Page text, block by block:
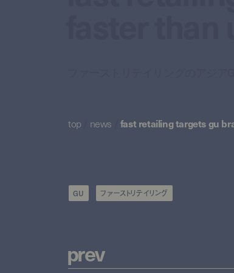
top news fast retailing targets gu
GU ファーストリテイリング
prev